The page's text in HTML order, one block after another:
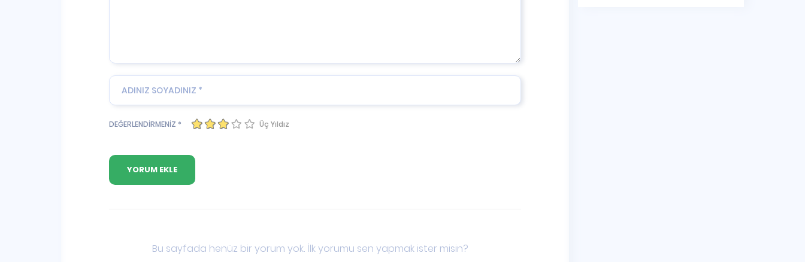
DEĞERLENDİRMENİZ * Üç Yıldız
Bu sayfada henüz bir yorum yok. İlk yorumu sen yapmak ister misin?